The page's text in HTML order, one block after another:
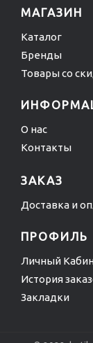
МАГАЗИН
Каталог
Бренды
Товары со
О нас
Контакты
ЗАКАЗ
Доставка и
ПРОФИЛЬ
Личный
История
Закладки